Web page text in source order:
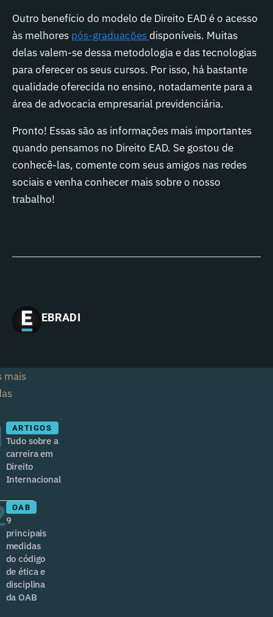
Outro benefício do modelo de Direito EAD é o acesso
às melhores pós-graduaçõesdisponíveis. Muitas
delas valem-se dessa metodologia e das tecnologias
para oferecer os seus cursos. Por isso, há bastante
qualidade oferecida no ensino, notadamente para a
área de advocacia empresarial previdenciária.
Pronto! Essas são as informações mais importantes
quando pensamos no Direito EAD. Se gostou de
conhecê-las, comente com seus amigos nas redes
sociais e venha conhecer mais sobre o nosso
trabalho!
EBRADI
mais
ARTIGOS
Tudo sobre a
carreira em
Direito
Internacional
OAB
9
principais
medidas
do código
de ética e
disciplina
da OAB